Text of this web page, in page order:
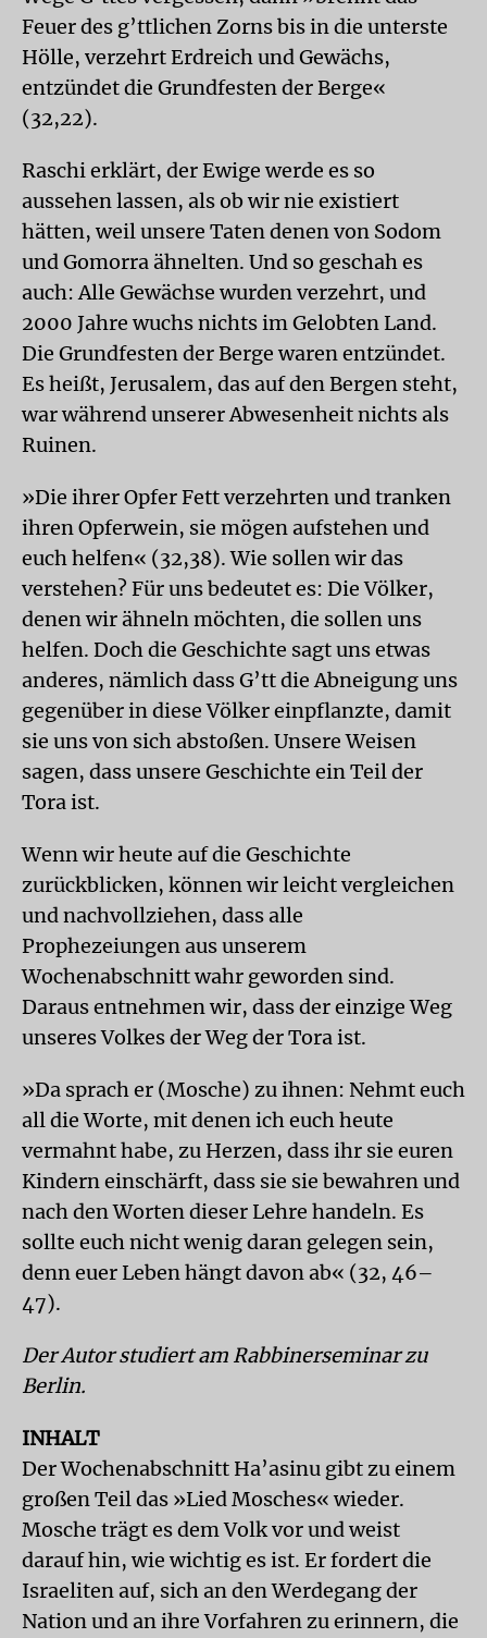
Feuer des g’ttlichen Zorns bis in die unterste
Hölle, verzehrt Erdreich und Gewächs,
entzündet die Grundfesten der Berge«
(32,22).
Raschi erklärt, der Ewige werde es so
aussehen lassen, als ob wir nie existiert
hätten, weil unsere Taten denen von Sodom
und Gomorra ähnelten. Und so geschah es
auch: Alle Gewächse wurden verzehrt, und
2000 Jahre wuchs nichts im Gelobten Land.
Die Grundfesten der Berge waren entzündet.
Es heißt, Jerusalem, das auf den Bergen steht,
war während unserer Abwesenheit nichts als
Ruinen.
»Die ihrer Opfer Fett verzehrten und tranken
ihren Opferwein, sie mögen aufstehen und
euch helfen« (32,38). Wie sollen wir das
verstehen? Für uns bedeutet es: Die Völker,
denen wir ähneln möchten, die sollen uns
helfen. Doch die Geschichte sagt uns etwas
anderes, nämlich dass G’tt die Abneigung uns
gegenüber in diese Völker einpflanzte, damit
sie uns von sich abstoßen. Unsere Weisen
sagen, dass unsere Geschichte ein Teil der
Tora ist.
Wenn wir heute auf die Geschichte
zurückblicken, können wir leicht vergleichen
und nachvollziehen, dass alle
Prophezeiungen aus unserem
Wochenabschnitt wahr geworden sind.
Daraus entnehmen wir, dass der einzige Weg
unseres Volkes der Weg der Tora ist.
»Da sprach er (Mosche) zu ihnen: Nehmt euch
all die Worte, mit denen ich euch heute
vermahnt habe, zu Herzen, dass ihr sie euren
Kindern einschärft, dass sie sie bewahren und
nach den Worten dieser Lehre handeln. Es
sollte euch nicht wenig daran gelegen sein,
denn euer Leben hängt davon ab« (32, 46–
47).
Der Autor studiert am Rabbinerseminar zu
Berlin.
INHALT
Der Wochenabschnitt Ha’asinu gibt zu einem
großen Teil das »Lied Mosches« wieder.
Mosche trägt es dem Volk vor und weist
darauf hin, wie wichtig es ist. Er fordert die
Israeliten auf, sich an den Werdegang der
Nation und an ihre Vorfahren zu erinnern, die